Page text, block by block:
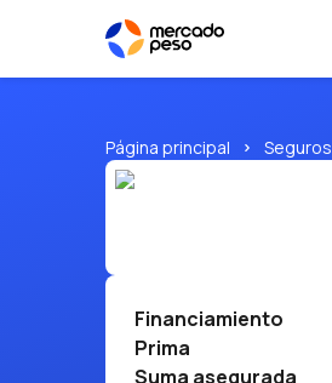
Página principal Seguros
Financiamiento
Prima
Suma asegurada